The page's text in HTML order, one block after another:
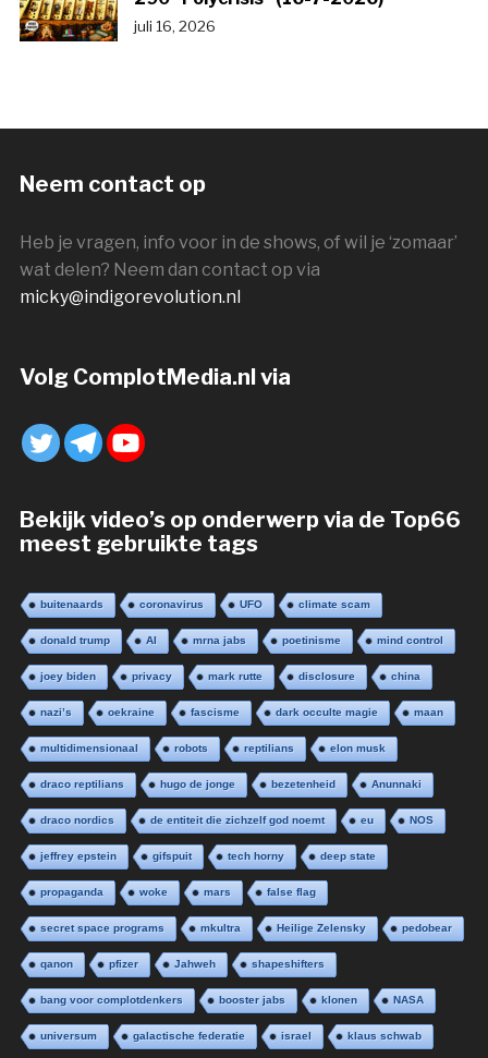
juli 16, 2026
Neem contact op
Heb je vragen, info voor in de shows, of wil je ‘zomaar’
wat delen? Neem dan contact op via
micky@indigorevolution.nl
Volg ComplotMedia.nl via
Bekijk video’s op onderwerp via de Top66
meest gebruikte tags
buitenaards coronavirus UFO climate scam
donald trump AI mrna jabs poetinisme mind control
joey biden privacy mark rutte disclosure china
nazi’s oekraine fascisme dark occulte magie maan
multidimensionaal robots reptilians elon musk
draco reptilians hugo de jonge bezetenheid Anunnaki
draco nordics de entiteit die zichzelf god noemt eu NOS
jeffrey epstein gifspuit tech horny deep state
propaganda woke mars false flag
secret space programs mkultra Heilige Zelensky pedobear
qanon pfizer Jahweh shapeshifters
bang voor complotdenkers booster jabs klonen NASA
universum galactische federatie israel klaus schwab